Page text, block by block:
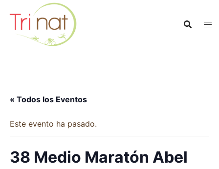
contenido
« Todos los Eventos
Este evento ha pasado.
38 Medio Maratón Abel